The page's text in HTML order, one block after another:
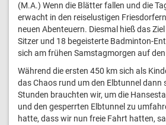
(M.A.) Wenn die Blätter fallen und die
erwacht in den reiselustigen
neuen Abenteuern. Diesmal hieß das
Sitzer und 18 begeisterte Badminton-
sich am frühen Samstagmorgen auf
Während die ersten 450 km sich als
das Chaos rund um den Elbtunnel dann
Stunden brauchten wir, um die
und den gesperrten Elbtunnel zu
hatte, dass wir nun freie Fahrt hatten,